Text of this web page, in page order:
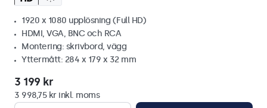
1920 x 1080 upplösning (Full HD)
HDMI, VGA, BNC och RCA
Montering: skrivbord, vägg
Yttermått: 284 x 179 x 32 mm
3 199 kr
3 998,75 kr inkl. moms